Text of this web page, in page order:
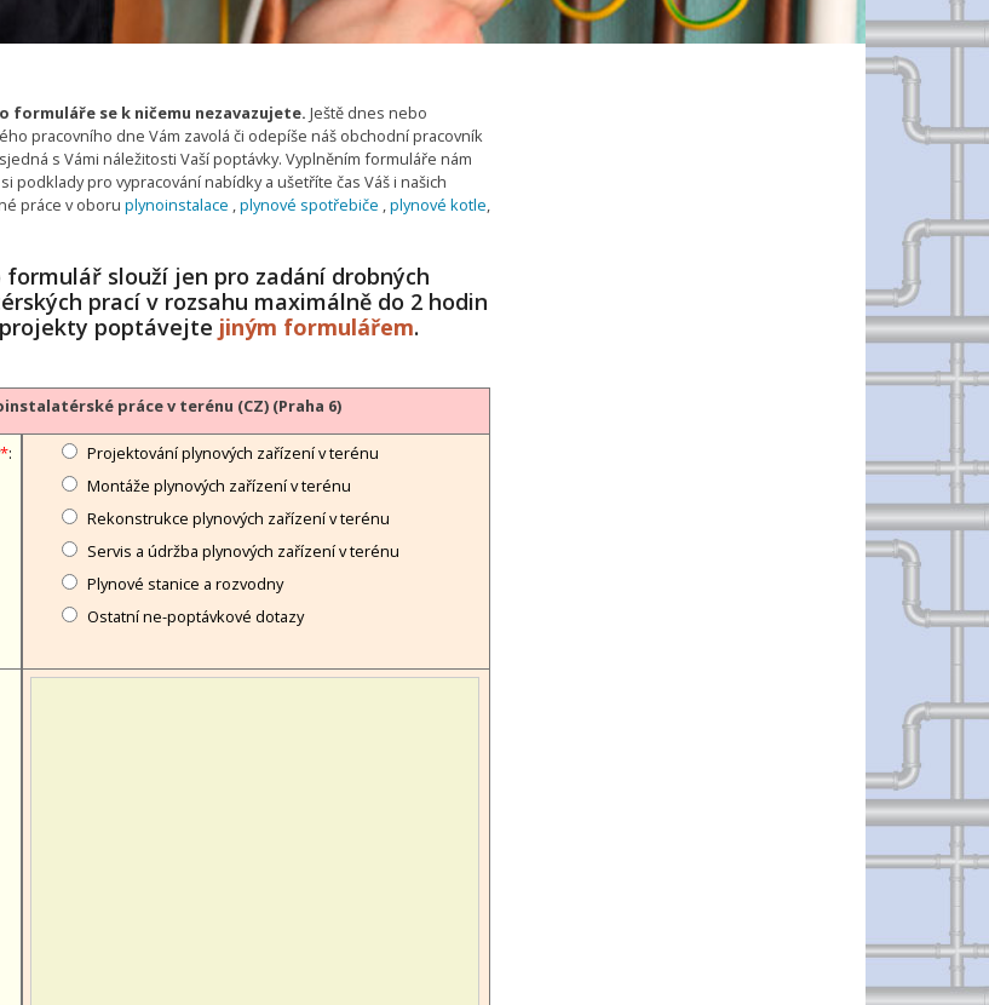
formuláře se k ničemu nezavazujete. Ještě dnes nebo
pracovního dne Vám zavolá či odepíše náš obchodní pracovník
s Vámi náležitosti Vaší poptávky. Vyplněním formuláře nám
podklady pro vypracování nabídky a ušetříte čas Váš i našich
práce v oboru plynoinstalace ,plynové spotřebiče ,plynové kotle,
formulář slouží jen pro zadání drobných
prací v rozsahu maximálně do 2 hodin
poptávejte jiným formulářem.
práce v terénu (CZ) (Praha 6)
*:
Projektování plynových zařízení v terénu
Montáže plynových zařízení v terénu
Rekonstrukce plynových zařízení v terénu
Servis a údržba plynových zařízení v terénu
Plynové stanice a rozvodny
Ostatní ne-poptávkové dotazy